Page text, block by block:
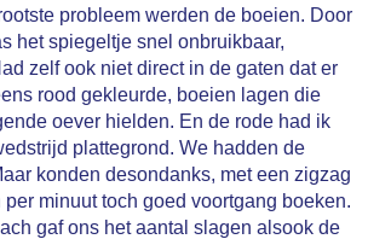
probleem werden de boeien. Door
het spiegeltje snel onbruikbaar,
zelf ook niet direct in de gaten dat er
rood gekleurde, boeien lagen die
oever hielden. En de rode had ik
plattegrond. We hadden de
konden desondanks, met een zigzag
minuut toch goed voortgang boeken.
gaf ons het aantal slagen alsook de